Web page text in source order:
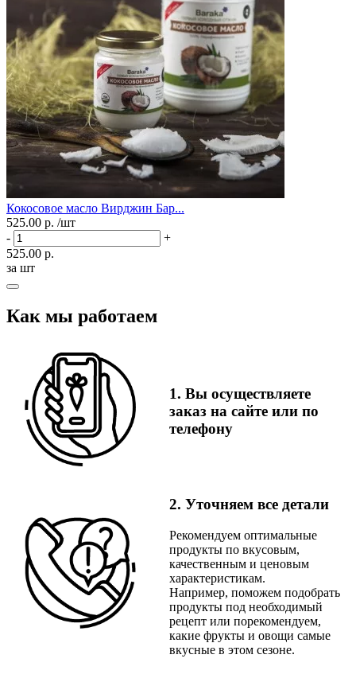
Кокосовое масло Вирджин Бар...
525.00 р. /шт
-
+
525.00 р.
за шт
Как мы работаем
1. Вы осуществляете
заказ на сайте или по
телефону
2. Уточняем все детали
Рекомендуем оптимальные
продукты по вкусовым,
качественным и ценовым
характеристикам.
Например, поможем подобрать
продукты под необходимый
рецепт или порекомендуем,
какие фрукты и овощи самые
вкусные в этом сезоне.